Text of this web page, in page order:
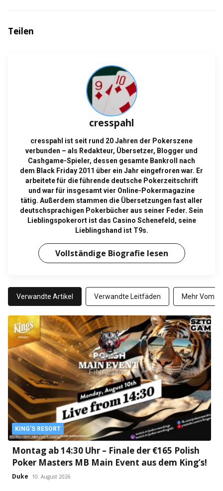
Teilen
cresspahl
cresspahl ist seit rund 20 Jahren der Pokerszene
verbunden – als Redakteur, Übersetzer, Blogger und
Cashgame-Spieler, dessen gesamte Bankroll nach
dem Black Friday 2011 über ein Jahr eingefroren war. Er
arbeitete für die führende deutsche Pokerzeitschrift
und war für insgesamt vier Online-Pokermagazine
tätig. Außerdem stammen die Übersetzungen fast aller
deutschsprachigen Pokerbücher aus seiner Feder. Sein
Lieblingspokerort ist das Casino Schenefeld, seine
Lieblingshand ist T9s.
Vollständige Biografie lesen
Verwandte Artikel Verwandte Leitfäden Mehr Vom
KING'S RESORT
Montag ab 14:30 Uhr – Finale der €165 Polish
Poker Masters MB Main Event aus dem King’s!
Duke 10. August 2026